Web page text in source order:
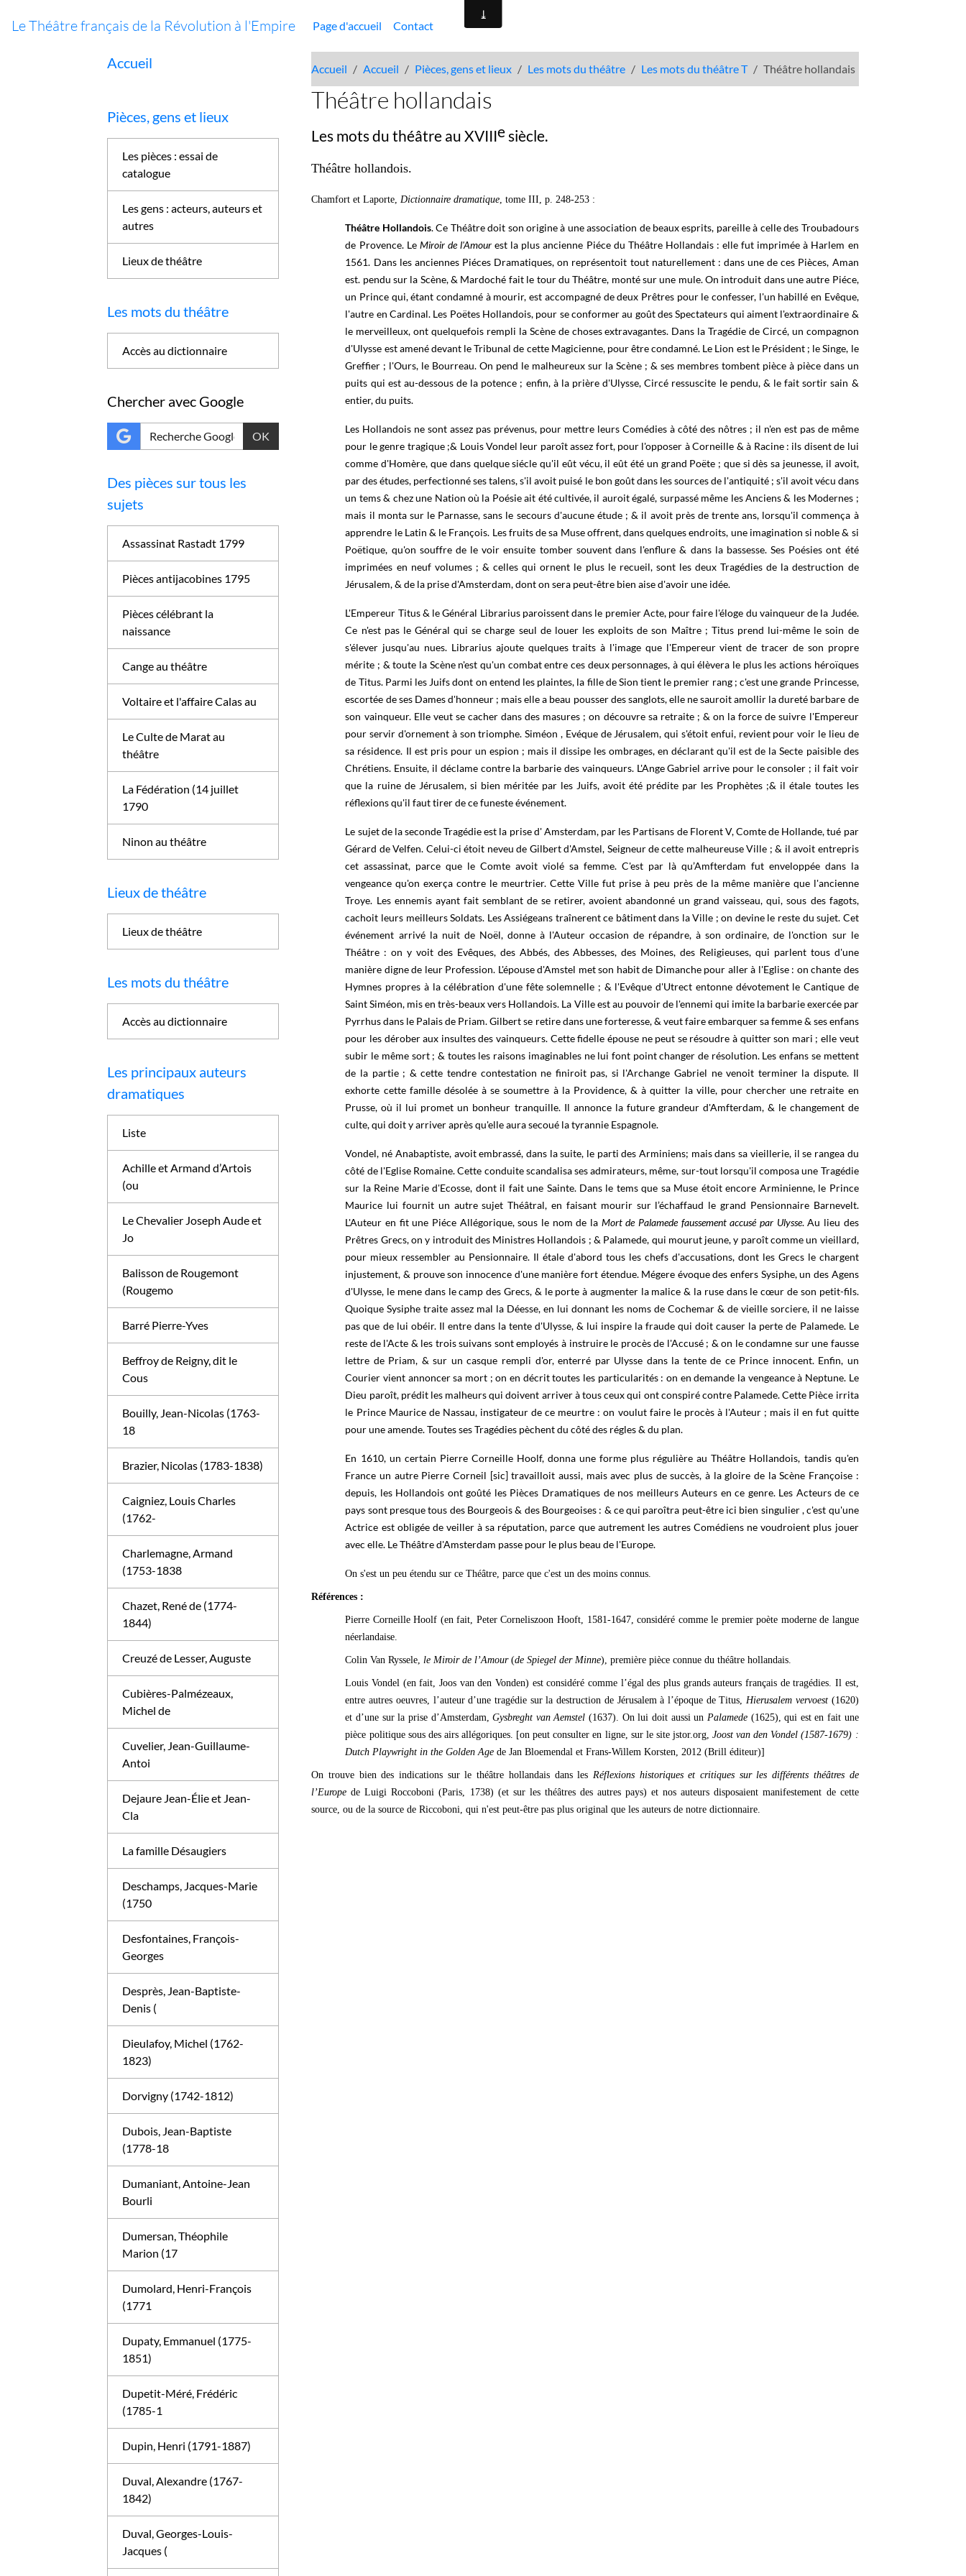
Le Théâtre français de la Révolution à l'Empire Page d'accueil Contact
Accueil Accueil Pièces, gens et lieux Les mots du théâtre Les mots du théâtre T Théâtre hollandais
Théâtre hollandais
Les mots du théâtre au XVIIIesiècle.
Théâtre hollandois.
Chamfort et Laporte,Dictionnaire dramatique, tome III, p. 248-253 :
Théâtre Hollandois. Ce Théâtre doit son origine à une association de beaux esprits, pareille à celle des Troubadours
de Provence. Le Miroir de l'Amourest la plus ancienne Piéce du Théâtre Hollandais : elle fut imprimée à Harlem en
1561. Dans les anciennes Piéces Dramatiques, on représentoit tout naturellement : dans une de ces Pièces, Aman
est. pendu sur la Scène, & Mardoché fait le tour du Théâtre, monté sur une mule. On introduit dans une autre Piéce,
un Prince qui, étant condamné à mourir, est accompagné de deux Prêtres pour le confesser, l'un habillé en Evêque,
l'autre en Cardinal. Les Poëtes Hollandois, pour se conformer au goût des Spectateurs qui aiment l'extraordinaire &
le merveilleux, ont quelquefois rempli la Scène de choses extravagantes. Dans la Tragédie de Circé, un compagnon
d'Ulysse est amené devant le Tribunal de cette Magicienne, pour être condamné. Le Lion est le Président ; le Singe, le
Greffier ; l'Ours, le Bourreau. On pend le malheureux sur la Scène ; & ses membres tombent pièce à pièce dans un
puits qui est au-dessous de la potence ; enfin, à la prière d'Ulysse, Circé ressuscite le pendu, & le fait sortir sain &
entier, du puits.
Les Hollandois ne sont assez pas prévenus, pour mettre leurs Comédies à côté des nôtres ; il n'en est pas de même
pour le genre tragique ;& Louis Vondel leur paroît assez fort, pour l'opposer à Corneille & à Racine : ils disent de lui
comme d'Homère, que dans quelque siécle qu'il eût vécu, il eût été un grand Poëte ; que si dès sa jeunesse, il avoit,
par des études, perfectionné ses talens, s'il avoit puisé le bon goût dans les sources de l'antiquité ; s'il avoit vécu dans
un tems & chez une Nation où la Poésie ait été cultivée, il auroit égalé, surpassé même les Anciens & les Modernes ;
mais il monta sur le Parnasse, sans le secours d'aucune étude ; & il avoit près de trente ans, lorsqu'il commença à
apprendre le Latin & le François. Les fruits de sa Muse offrent, dans quelques endroits, une imagination si noble & si
Poëtique, qu'on souffre de le voir ensuite tomber souvent dans l'enflure & dans la bassesse. Ses Poésies ont été
imprimées en neuf volumes ; & celles qui ornent le plus le recueil, sont les deux Tragédies de la destruction de
Jérusalem, & de la prise d'Amsterdam, dont on sera peut-être bien aise d'avoir une idée.
L'Empereur Titus & le Général Librarius paroissent dans le premier Acte, pour faire l'éloge du vainqueur de la Judée.
Ce n'est pas le Général qui se charge seul de louer les exploits de son Maître ; Titus prend lui-même le soin de
s'élever jusqu'au nues. Librarius ajoute quelques traits à l'image que l'Empereur vient de tracer de son propre
mérite ; & toute la Scène n'est qu'un combat entre ces deux personnages, à qui élèvera le plus les actions héroïques
de Titus. Parmi les Juifs dont on entend les plaintes, la fille de Sion tient le premier rang ; c'est une grande Princesse,
escortée de ses Dames d'honneur ; mais elle a beau pousser des sanglots, elle ne sauroit amollir la dureté barbare de
son vainqueur. Elle veut se cacher dans des masures ; on découvre sa retraite ; & on la force de suivre l'Empereur
pour servir d'ornement à son triomphe. Siméon , Evéque de Jérusalem, qui s'étoit enfui, revient pour voir le lieu de
sa résidence. Il est pris pour un espion ; mais il dissipe les ombrages, en déclarant qu'il est de la Secte paisible des
Chrétiens. Ensuite, il déclame contre la barbarie des vainqueurs. L'Ange Gabriel arrive pour le consoler ; il fait voir
que la ruine de Jérusalem, si bien méritée par les Juifs, avoit été prédite par les Prophètes ;& il étale toutes les
réflexions qu'il faut tirer de ce funeste événement.
Le sujet de la seconde Tragédie est la prise d' Amsterdam, par les Partisans de Florent V, Comte de Hollande, tué par
Gérard de Velfen. Celui-ci étoit neveu de Gilbert d'Amstel, Seigneur de cette malheureuse Ville ; & il avoit entrepris
cet assassinat, parce que le Comte avoit violé sa femme. C'est par là qu’Amfterdam fut enveloppée dans la
vengeance qu'on exerça contre le meurtrier. Cette Ville fut prise à peu près de la même manière que l'ancienne
Troye. Les ennemis ayant fait semblant de se retirer, avoient abandonné un grand vaisseau, qui, sous des fagots,
cachoit leurs meilleurs Soldats. Les Assiégeans traînerent ce bâtiment dans la Ville ; on devine le reste du sujet. Cet
événement arrivé la nuit de Noël, donne à l'Auteur occasion de répandre, à son ordinaire, de l'onction sur le
Théâtre : on y voit des Evêques, des Abbés, des Abbesses, des Moines, des Religieuses, qui parlent tous d'une
manière digne de leur Profession. L'épouse d'Amstel met son habit de Dimanche pour aller à l'Eglise : on chante des
Hymnes propres à la célébration d'une fête solemnelle ; & l'Evêque d'Utrect entonne dévotement le Cantique de
Saint Siméon, mis en très-beaux vers Hollandois. La Ville est au pouvoir de l'ennemi qui imite la barbarie exercée par
Pyrrhus dans le Palais de Priam. Gilbert se retire dans une forteresse, & veut faire embarquer sa femme & ses enfans
pour les dérober aux insultes des vainqueurs. Cette fidelle épouse ne peut se résoudre à quitter son mari ; elle veut
subir le même sort ; & toutes les raisons imaginables ne lui font point changer de résolution. Les enfans se mettent
de la partie ; & cette tendre contestation ne finiroit pas, si l'Archange Gabriel ne venoit terminer la dispute. Il
exhorte cette famille désolée à se soumettre à la Providence, & à quitter la ville, pour chercher une retraite en
Prusse, où il lui promet un bonheur tranquille. Il annonce la future grandeur d'Amfterdam, & le changement de
culte, qui doit y arriver après qu'elle aura secoué la tyrannie Espagnole.
Vondel, né Anabaptiste, avoit embrassé, dans la suite, le parti des Arminiens; mais dans sa vieillerie, il se rangea du
côté de l'Eglise Romaine. Cette conduite scandalisa ses admirateurs, même, sur-tout lorsqu'il composa une Tragédie
sur la Reine Marie d'Ecosse, dont il fait une Sainte. Dans le tems que sa Muse étoit encore Arminienne, le Prince
Maurice lui fournit un autre sujet Théâtral, en faisant mourir sur l’échaffaud le grand Pensionnaire Barnevelt.
L'Auteur en fit une Piéce Allégorique, sous le nom de la Mort de Palamede faussement accusé par Ulysse. Au lieu des
Prêtres Grecs, on y introduit des Ministres Hollandois ; & Palamede, qui mourut jeune, y paroît comme un vieillard,
pour mieux ressembler au Pensionnaire. Il étale d'abord tous les chefs d'accusations, dont les Grecs le chargent
injustement, & prouve son innocence d'une manière fort étendue. Mégere évoque des enfers Sysiphe, un des Agens
d'Ulysse, le mene dans le camp des Grecs, & le porte à augmenter la malice & la ruse dans le cœur de son petit-fils.
Quoique Sysiphe traite assez mal la Déesse, en lui donnant les noms de Cochemar & de vieille sorciere, il ne laisse
pas que de lui obéir. Il entre dans la tente d'Ulysse, & lui inspire la fraude qui doit causer la perte de Palamede. Le
reste de l'Acte & les trois suivans sont employés à instruire le procès de l'Accusé ; & on le condamne sur une fausse
lettre de Priam, & sur un casque rempli d'or, enterré par Ulysse dans la tente de ce Prince innocent. Enfin, un
Courier vient annoncer sa mort ; on en décrit toutes les particularités : on en demande la vengeance à Neptune. Le
Dieu paroît, prédit les malheurs qui doivent arriver à tous ceux qui ont conspiré contre Palamede. Cette Pièce irrita
le Prince Maurice de Nassau, instigateur de ce meurtre : on voulut faire le procès à l'Auteur ; mais il en fut quitte
pour une amende. Toutes ses Tragédies pèchent du côté des régles & du plan.
En 1610, un certain Pierre Corneille Hoolf, donna une forme plus régulière au Théâtre Hollandois, tandis qu'en
France un autre Pierre Corneil [sic] travailloit aussi, mais avec plus de succès, à la gloire de la Scène Françoise :
depuis, les Hollandois ont goûté les Pièces Dramatiques de nos meilleurs Auteurs en ce genre. Les Acteurs de ce
pays sont presque tous des Bourgeois & des Bourgeoises : & ce qui paroîtra peut-être ici bien singulier , c'est qu'une
Actrice est obligée de veiller à sa réputation, parce que autrement les autres Comédiens ne voudroient plus jouer
avec elle. Le Théâtre d'Amsterdam passe pour le plus beau de l'Europe.
On s'est un peu étendu sur ce Théâtre, parce que c'est un des moins connus.
Références :
Pierre Corneille Hoolf (en fait, Peter Corneliszoon Hooft, 1581-1647, considéré comme le premier poète moderne de langue
néerlandaise.
Colin Van Ryssele, le Miroir de l’Amour(de Spiegel der Minne), première pièce connue du théâtre hollandais.
Louis Vondel (en fait, Joos van den Vonden) est considéré comme l’égal des plus grands auteurs français de tragédies. Il est,
entre autres oeuvres, l’auteur d’une tragédie sur la destruction de Jérusalem à l’époque de Titus, Hierusalem vervoest(1620)
et d’une sur la prise d’Amsterdam,Gysbreght van Aemstel (1637). On lui doit aussi un Palamede (1625), qui est en fait une
pièce politique sous des airs allégoriques. [on peut consulter en ligne, sur le site jstor.org,Joost van den Vondel (1587-1679) :
Dutch Playwright in the Golden Age de Jan Bloemendal et Frans-Willem Korsten, 2012 (Brill éditeur)]
On trouve bien des indications sur le théâtre hollandais dans les Réflexions historiques et critiques sur les différents théâtres de
l’Europe de Luigi Roccoboni (Paris, 1738) (et sur les théâtres des autres pays) et nos auteurs disposaient manifestement de cette
source, ou de la source de Riccoboni, qui n'est peut-être pas plus original que les auteurs de notre dictionnaire.
Accueil
Pièces, gens et lieux
Les pièces : essai de
catalogue
Les gens : acteurs, auteurs et
autres
Lieux de théâtre
Les mots du théâtre
Accès au dictionnaire
Chercher avec Google
OK
Des pièces sur tous les
sujets
Assassinat Rastadt 1799
Pièces antijacobines 1795
Pièces célébrant la
naissance
Cange au théâtre
Voltaire et l'affaire Calas au
Le Culte de Marat au
théâtre
La Fédération (14 juillet
1790
Ninon au théâtre
Lieux de théâtre
Lieux de théâtre
Les mots du théâtre
Accès au dictionnaire
Les principaux auteurs
dramatiques
Liste
Achille et Armand d’Artois
(ou
Le Chevalier Joseph Aude et
Jo
Balisson de Rougemont
(Rougemo
Barré Pierre-Yves
Beffroy de Reigny, dit le
Cous
Bouilly, Jean-Nicolas (1763-
18
Brazier, Nicolas (1783-1838)
Caigniez, Louis Charles
(1762-
Charlemagne, Armand
(1753-1838
Chazet, René de (1774-
1844)
Creuzé de Lesser, Auguste
Cubières-Palmézeaux,
Michel de
Cuvelier, Jean-Guillaume-
Antoi
Dejaure Jean-Élie et Jean-
Cla
La famille Désaugiers
Deschamps, Jacques-Marie
(1750
Desfontaines, François-
Georges
Desprès, Jean-Baptiste-
Denis (
Dieulafoy, Michel (1762-
1823)
Dorvigny (1742-1812)
Dubois, Jean-Baptiste
(1778-18
Dumaniant, Antoine-Jean
Bourli
Dumersan, Théophile
Marion (17
Dumolard, Henri-François
(1771
Dupaty, Emmanuel (1775-
1851)
Dupetit-Méré, Frédéric
(1785-1
Dupin, Henri (1791-1887)
Duval, Alexandre (1767-
1842)
Duval, Georges-Louis-
Jacques (